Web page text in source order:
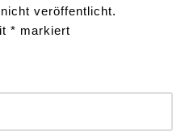
veröffentlicht.
* markiert